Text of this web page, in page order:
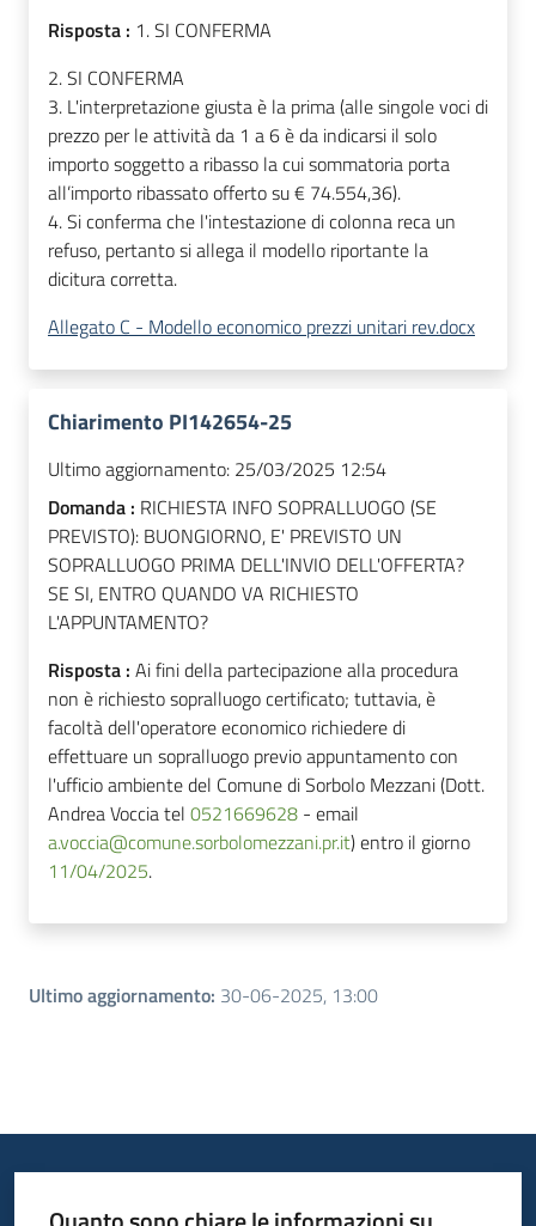
Risposta : 1. SI CONFERMA
2. SI CONFERMA
3. L'interpretazione giusta è la prima (alle singole voci di
prezzo per le attività da 1 a 6 è da indicarsi il solo
importo soggetto a ribasso la cui sommatoria porta
all’importo ribassato offerto su € 74.554,36).
4. Si conferma che l'intestazione di colonna reca un
refuso, pertanto si allega il modello riportante la
dicitura corretta.
Allegato C - Modello economico prezzi unitari rev.docx
Chiarimento PI142654-25
Ultimo aggiornamento: 25/03/2025 12:54
Domanda : RICHIESTA INFO SOPRALLUOGO (SE
PREVISTO): BUONGIORNO, E' PREVISTO UN
SOPRALLUOGO PRIMA DELL'INVIO DELL'OFFERTA?
SE SI, ENTRO QUANDO VA RICHIESTO
L'APPUNTAMENTO?
Risposta : Ai fini della partecipazione alla procedura
non è richiesto sopralluogo certificato; tuttavia, è
facoltà dell'operatore economico richiedere di
effettuare un sopralluogo previo appuntamento con
l'ufficio ambiente del Comune di Sorbolo Mezzani (Dott.
Andrea Voccia tel 0521669628 - email
a.voccia@comune.sorbolomezzani.pr.it) entro il giorno
11/04/2025.
Ultimo aggiornamento: 30-06-2025, 13:00